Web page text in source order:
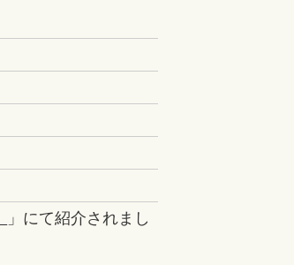
」にて紹介されまし